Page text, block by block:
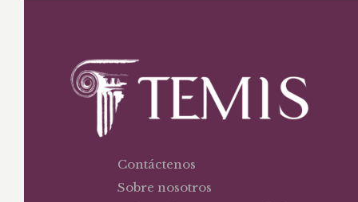
Contáctenos
Sobre nosotros